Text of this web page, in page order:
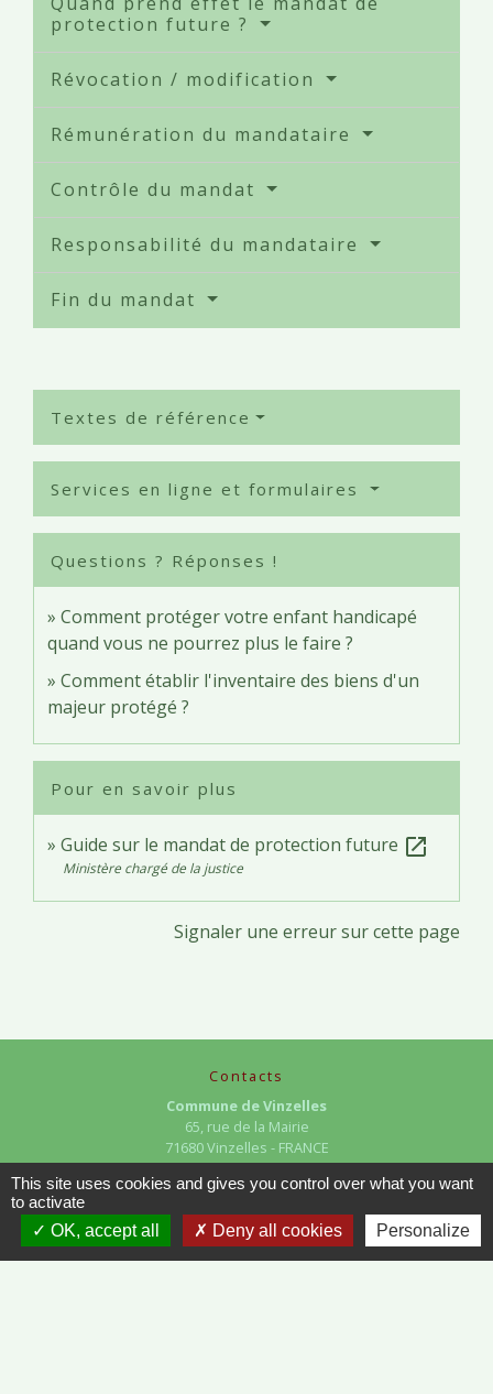
protection future ?
Révocation / modification
Rémunération du mandataire
Contrôle du mandat
Responsabilité du mandataire
Fin du mandat
Textes de référence
Services en ligne et formulaires
Questions ? Réponses !
Comment protéger votre enfant handicapé
quand vous ne pourrez plus le faire ?
Comment établir l'inventaire des biens d'un
majeur protégé ?
Pour en savoir plus
Guide sur le mandat de protection future open_in_new
Ministère chargé de la justice
Signaler une erreur sur cette page
Contacts
Commune de Vinzelles
65, rue de la Mairie
71680 Vinzelles - FRANCE
+33 3 85 35 61 19
This site uses cookies and gives you control over what you want
to activate
OK, accept all
Deny all cookies Personalize